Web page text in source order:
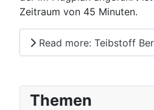
Zeitraum von 45 Minuten.
Read more: Teibstoff
Themen